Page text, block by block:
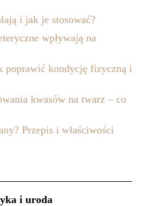
i jak je stosować?
wpływają na
poprawić kondycję fizyczną i
kwasów na twarz – co
Przepis i właściwości
i uroda